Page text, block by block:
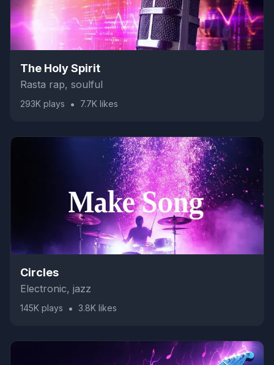
The Holy Spirit
Rasta rap, soulful
293K plays • 7.7K likes
Circles
Electronic, jazz
145K plays • 3.8K likes